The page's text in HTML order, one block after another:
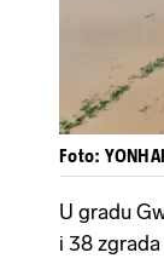
Foto:
U gradu
i 38